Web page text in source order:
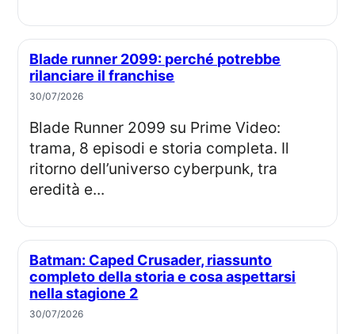
Blade runner 2099: perché potrebbe
rilanciare il franchise
30/07/2026
Blade Runner 2099 su Prime Video:
trama, 8 episodi e storia completa. Il
ritorno dell’universo cyberpunk, tra
eredità e...
Batman: Caped Crusader, riassunto
completo della storia e cosa aspettarsi
nella stagione 2
30/07/2026